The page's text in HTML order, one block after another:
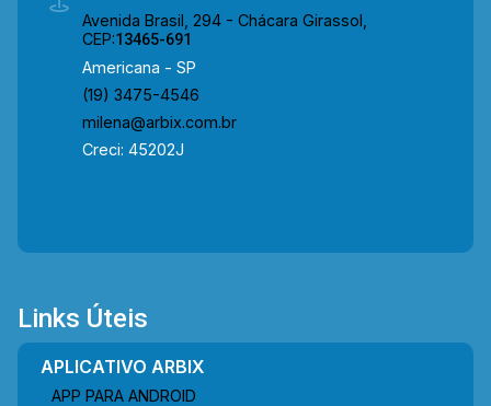
Avenida Brasil, 294 - Chácara Girassol,
CEP:13465-691
Americana - SP
(19) 3475-4546
milena@arbix.com.br
Creci: 45202J
Links Úteis
APLICATIVO ARBIX
APP PARA ANDROID